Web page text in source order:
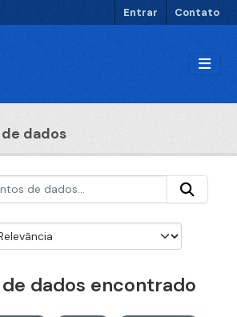
Entrar Contato
dados
dados encontrado